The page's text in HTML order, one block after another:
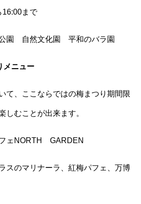
まで
園 自然文化園 平和のバラ園
メニュー
て、ここならではの梅まつり期間限
しむことが出来ます。
フェNORTH GARDEN
スのマリナーラ、紅梅パフェ、万博